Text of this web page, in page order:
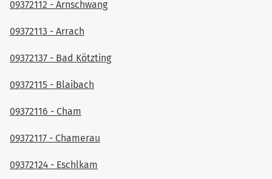
09372112 - Arnschwang
09372113 - Arrach
09372137 - Bad Kötzting
09372115 - Blaibach
09372116 - Cham
09372117 - Chamerau
09372124 - Eschlkam